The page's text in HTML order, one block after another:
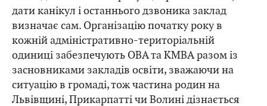
дати канікул і останнього дзвоника заклад
визначає сам. Організацію початку року в
кожній адміністративно-територіальній
одиниці забезпечують ОВА та КМВА разом із
засновниками закладів освіти, зважаючи на
ситуацію в громаді, тож частина родин на
Львівщині, Прикарпатті чи Волині дізнається